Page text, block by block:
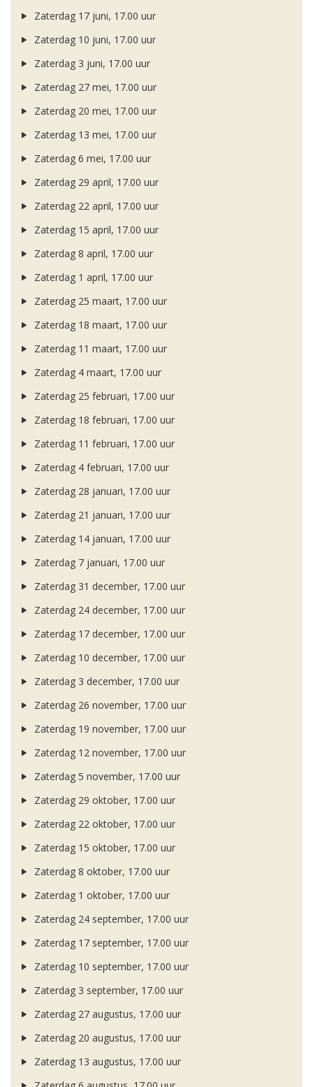
Zaterdag 17 juni, 17.00 uur
Zaterdag 10 juni, 17.00 uur
Zaterdag 3 juni, 17.00 uur
Zaterdag 27 mei, 17.00 uur
Zaterdag 20 mei, 17.00 uur
Zaterdag 13 mei, 17.00 uur
Zaterdag 6 mei, 17.00 uur
Zaterdag 29 april, 17.00 uur
Zaterdag 22 april, 17.00 uur
Zaterdag 15 april, 17.00 uur
Zaterdag 8 april, 17.00 uur
Zaterdag 1 april, 17.00 uur
Zaterdag 25 maart, 17.00 uur
Zaterdag 18 maart, 17.00 uur
Zaterdag 11 maart, 17.00 uur
Zaterdag 4 maart, 17.00 uur
Zaterdag 25 februari, 17.00 uur
Zaterdag 18 februari, 17.00 uur
Zaterdag 11 februari, 17.00 uur
Zaterdag 4 februari, 17.00 uur
Zaterdag 28 januari, 17.00 uur
Zaterdag 21 januari, 17.00 uur
Zaterdag 14 januari, 17.00 uur
Zaterdag 7 januari, 17.00 uur
Zaterdag 31 december, 17.00 uur
Zaterdag 24 december, 17.00 uur
Zaterdag 17 december, 17.00 uur
Zaterdag 10 december, 17.00 uur
Zaterdag 3 december, 17.00 uur
Zaterdag 26 november, 17.00 uur
Zaterdag 19 november, 17.00 uur
Zaterdag 12 november, 17.00 uur
Zaterdag 5 november, 17.00 uur
Zaterdag 29 oktober, 17.00 uur
Zaterdag 22 oktober, 17.00 uur
Zaterdag 15 oktober, 17.00 uur
Zaterdag 8 oktober, 17.00 uur
Zaterdag 1 oktober, 17.00 uur
Zaterdag 24 september, 17.00 uur
Zaterdag 17 september, 17.00 uur
Zaterdag 10 september, 17.00 uur
Zaterdag 3 september, 17.00 uur
Zaterdag 27 augustus, 17.00 uur
Zaterdag 20 augustus, 17.00 uur
Zaterdag 13 augustus, 17.00 uur